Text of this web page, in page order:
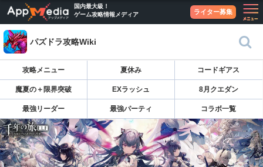
国内最大級！
ゲーム攻略情報メディア
ライター募集
パズドラ攻略Wiki
攻略メニュー 夏休み コードギアス
魔夏の＋限界突破 EXラッシュ 8月クエダン
最強リーダー 最強パーティ コラボ一覧